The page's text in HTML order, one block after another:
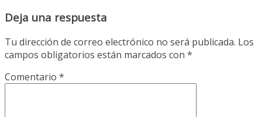
Deja una respuesta
Tu dirección de correo electrónico no será publicada. Los
campos obligatorios están marcados con *
Comentario *